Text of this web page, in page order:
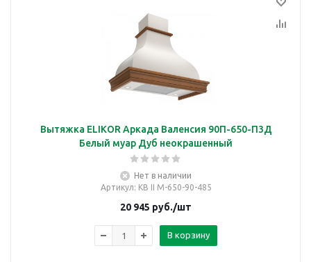
Вытяжка ELIKOR Аркада Валенсия 90П-650-П3Д
Белый муар Дуб неокрашенный
Нет в наличии
Артикул: КВ II М-650-90-485
20 945 руб./шт
В корзину